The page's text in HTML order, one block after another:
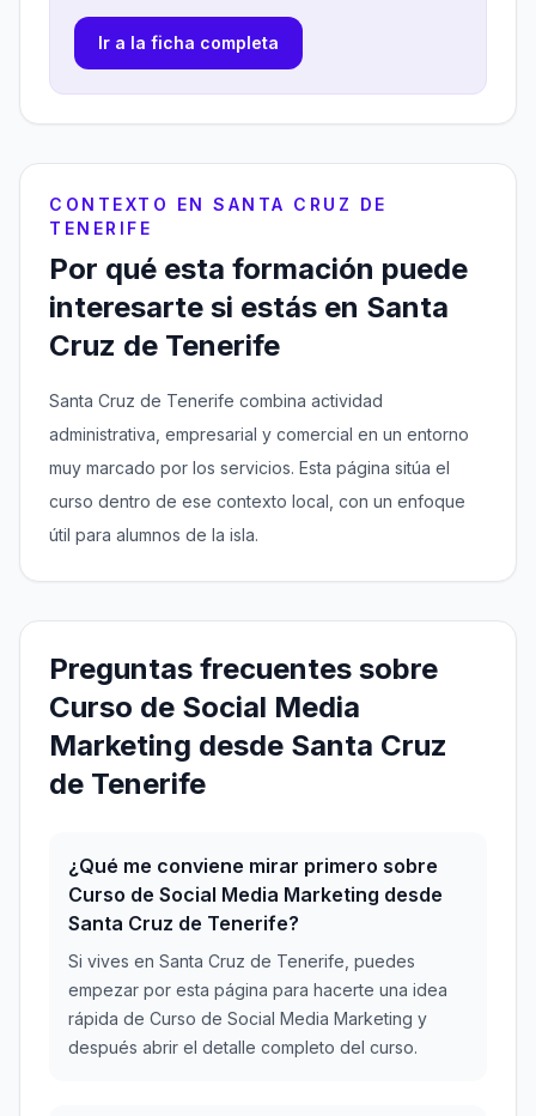
Ir a la ficha completa
CONTEXTO EN SANTA CRUZ DE
TENERIFE
Por qué esta formación puede
interesarte si estás en Santa
Cruz de Tenerife
Santa Cruz de Tenerife combina actividad
administrativa, empresarial y comercial en un entorno
muy marcado por los servicios. Esta página sitúa el
curso dentro de ese contexto local, con un enfoque
útil para alumnos de la isla.
Preguntas frecuentes sobre
Curso de Social Media
Marketing desde Santa Cruz
de Tenerife
¿Qué me conviene mirar primero sobre
Curso de Social Media Marketing desde
Santa Cruz de Tenerife?
Si vives en Santa Cruz de Tenerife, puedes
empezar por esta página para hacerte una idea
rápida de Curso de Social Media Marketing y
después abrir el detalle completo del curso.